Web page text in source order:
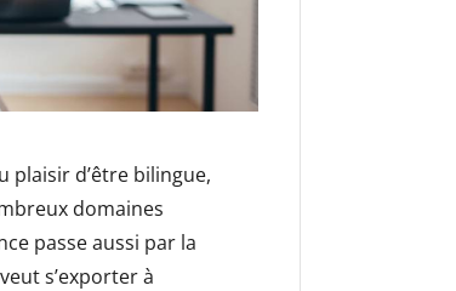
plaisir d’être bilingue,
domaines
passe aussi par la
s’exporter à